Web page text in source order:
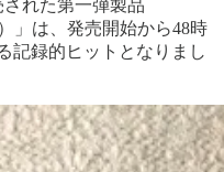
れた第一弾製品
」は、発売開始から48時
記録的ヒットとなりまし